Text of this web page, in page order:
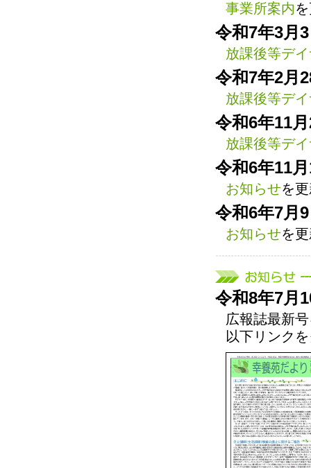
事業所案内
令和7年3月
放課後等デ
令和7年2月
放課後等デ
令和6年11
放課後等デ
令和6年11
お知らせを
令和6年7月
お知らせを
令和8年7月
広報誌最新
以下リンク